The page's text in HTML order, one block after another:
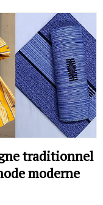
traditionnel
moderne